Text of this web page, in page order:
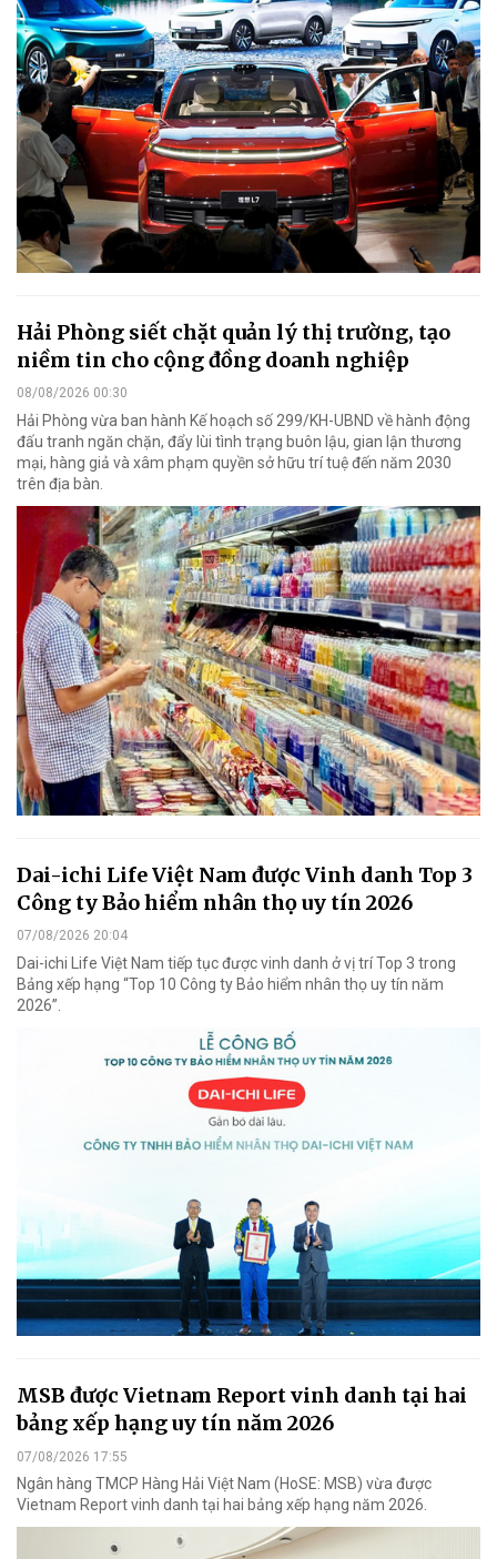
Hải Phòng siết chặt quản lý thị trường, tạo
niềm tin cho cộng đồng doanh nghiệp
08/08/2026 00:30
Hải Phòng vừa ban hành Kế hoạch số 299/KH-UBND về hành động
đấu tranh ngăn chặn, đẩy lùi tình trạng buôn lậu, gian lận thương
mại, hàng giả và xâm phạm quyền sở hữu trí tuệ đến năm 2030
trên địa bàn.
Dai-ichi Life Việt Nam được Vinh danh Top 3
Công ty Bảo hiểm nhân thọ uy tín 2026
07/08/2026 20:04
Dai-ichi Life Việt Nam tiếp tục được vinh danh ở vị trí Top 3 trong
Bảng xếp hạng “Top 10 Công ty Bảo hiểm nhân thọ uy tín năm
2026”.
MSB được Vietnam Report vinh danh tại hai
bảng xếp hạng uy tín năm 2026
07/08/2026 17:55
Ngân hàng TMCP Hàng Hải Việt Nam (HoSE: MSB) vừa được
Vietnam Report vinh danh tại hai bảng xếp hạng năm 2026.